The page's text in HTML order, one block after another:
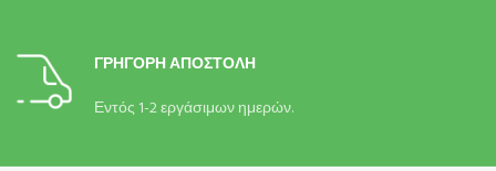
ΓΡΗΓΟΡΗ ΑΠΟΣΤΟΛΗ
Εντός 1-2 εργάσιμων ημερών.